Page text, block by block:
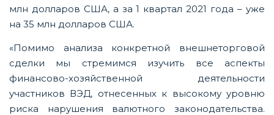
млн долларов США, а за 1 квартал 2021 года – уже
на 35 млн долларов США.
«Помимо анализа конкретной внешнеторговой
сделки мы стремимся изучить все аспекты
финансово-хозяйственной деятельности
участников ВЭД, отнесенных к высокому уровню
риска нарушения валютного законодательства.